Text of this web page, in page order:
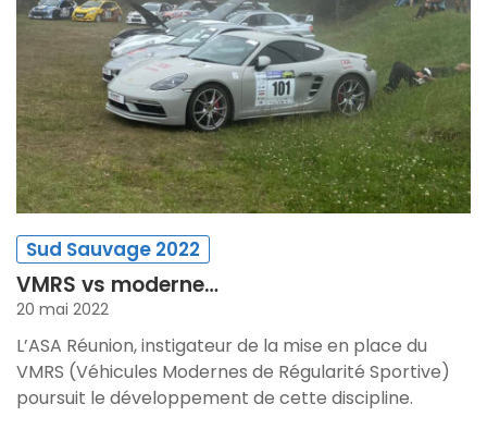
Sud Sauvage 2022
VMRS vs moderne…
20 mai 2022
L’ASA Réunion, instigateur de la mise en place du
VMRS (Véhicules Modernes de Régularité Sportive)
poursuit le développement de cette discipline.